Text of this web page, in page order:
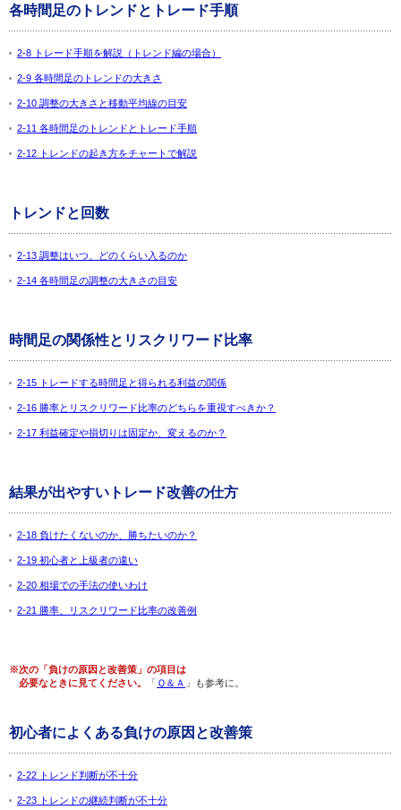
各時間足のトレンドとトレード手順
2-8 トレード手順を解説（トレンド編の場合）
2-9 各時間足のトレンドの大きさ
2-10 調整の大きさと移動平均線の目安
2-11 各時間足のトレンドとトレード手順
2-12 トレンドの起き方をチャートで解説
トレンドと回数
2-13 調整はいつ、どのくらい入るのか
2-14 各時間足の調整の大きさの目安
時間足の関係性とリスクリワード比率
2-15 トレードする時間足と得られる利益の関係
2-16 勝率とリスクリワード比率のどちらを重視すべきか？
2-17 利益確定や損切りは固定か、変えるのか？
結果が出やすいトレード改善の仕方
2-18 負けたくないのか、勝ちたいのか？
2-19 初心者と上級者の違い
2-20 相場での手法の使いわけ
2-21 勝率、リスクリワード比率の改善例
※次の「負けの原因と改善策」の項目は
必要なときに見てください。
「 Ｑ＆Ａ 」も参考に。
初心者によくある負けの原因と改善策
2-22 トレンド判断が不十分
2-23 トレンドの継続判断が不十分